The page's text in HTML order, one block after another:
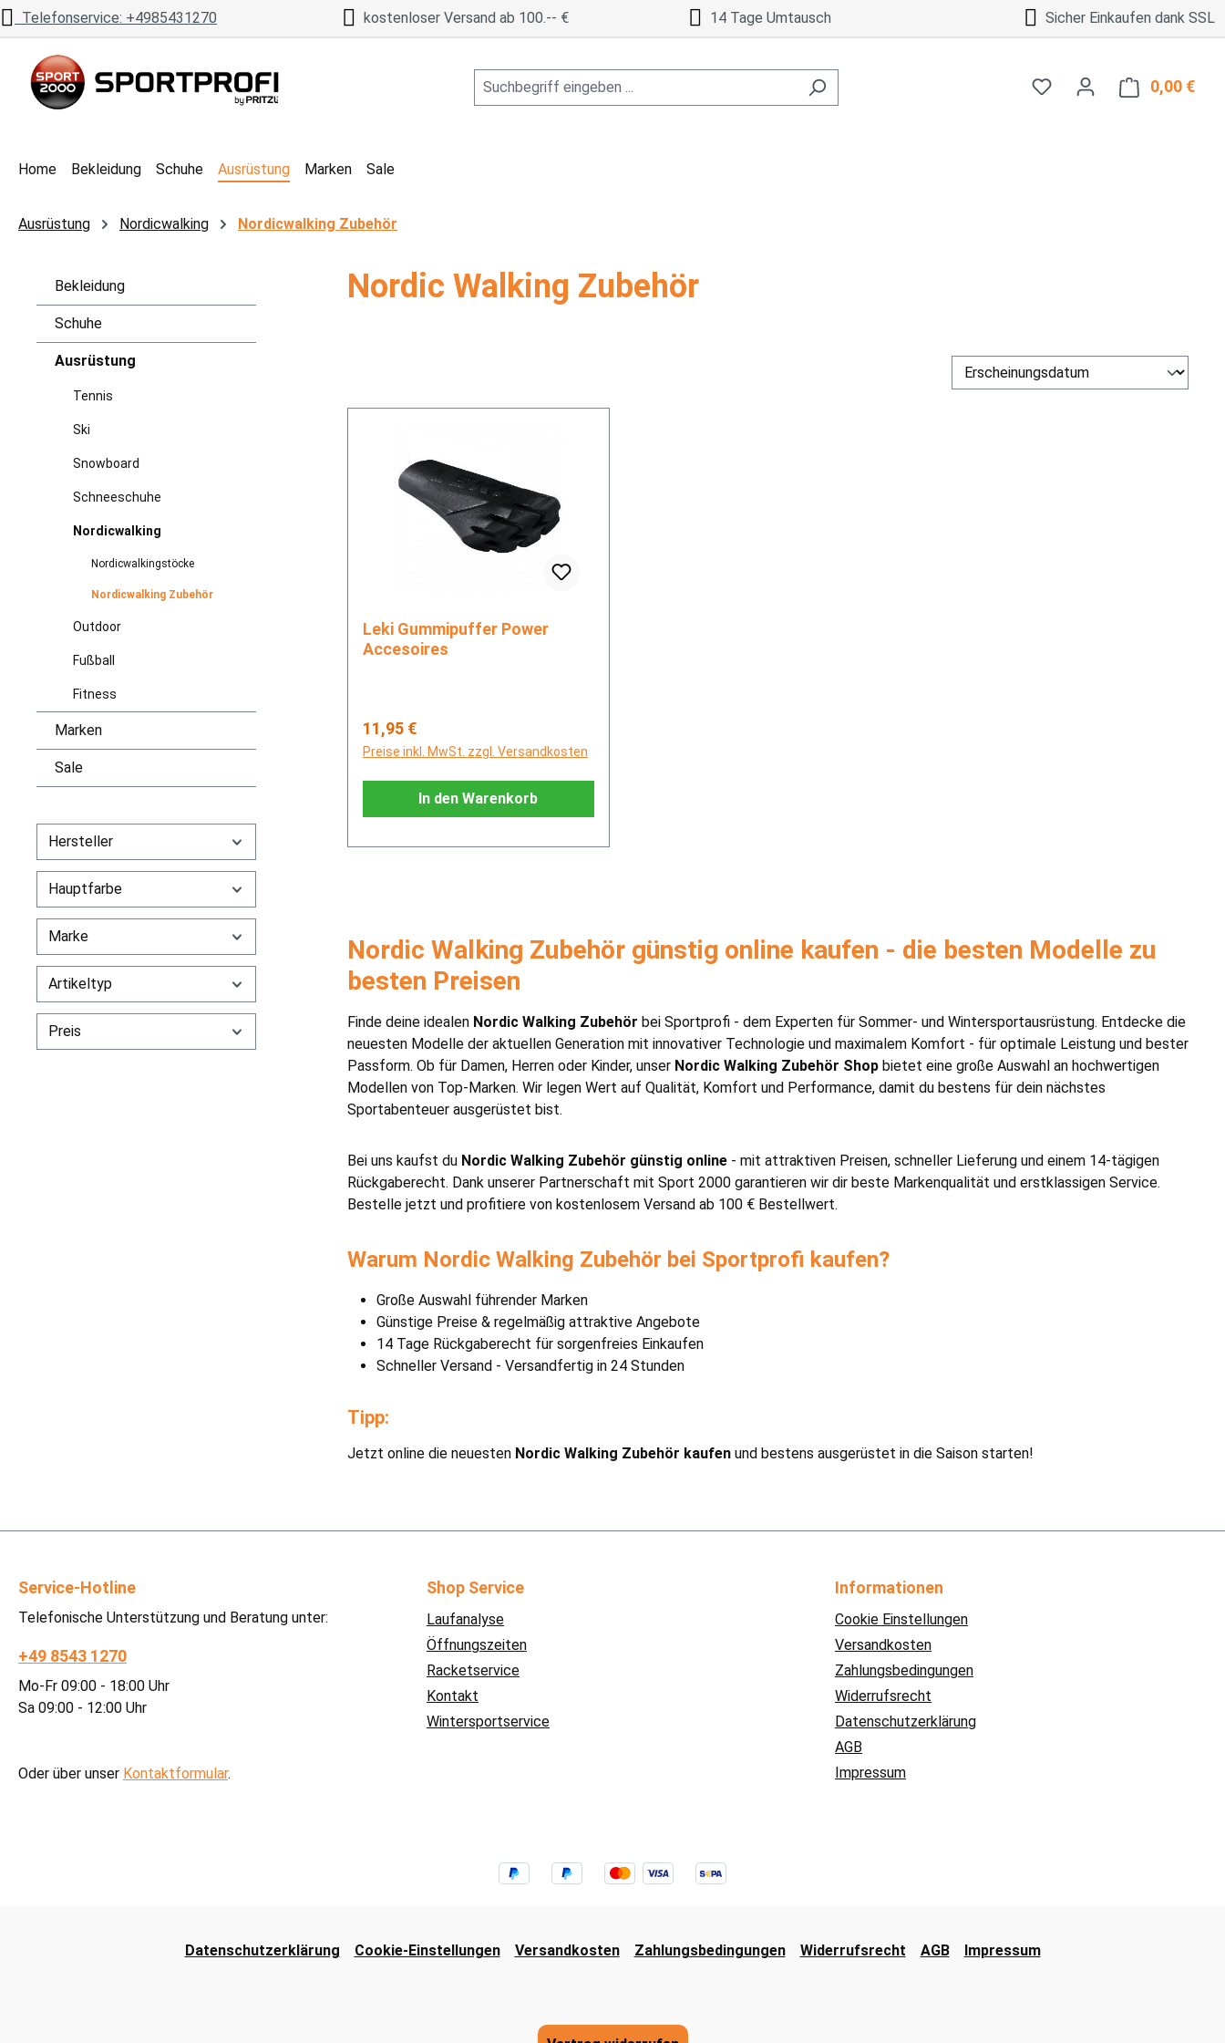
Hauptinhalt springen
Zur Suche springen
Zur Hauptnavigation springen
Telefonservice: +4985431270 kostenloser Versand ab 100.-- € 14 Tage Umtausch Sicher Einkaufen dank SSL
0,00 €
Home Bekleidung Schuhe Ausrüstung Marken Sale
Ausrüstung Nordicwalking Nordicwalking Zubehör
Bekleidung
Schuhe
Ausrüstung
Tennis
Ski
Snowboard
Schneeschuhe
Nordicwalking
Nordicwalkingstöcke
Nordicwalking Zubehör
Outdoor
Fußball
Fitness
Marken
Sale
Hersteller
Hauptfarbe
Marke
Artikeltyp
Preis
Nordic Walking Zubehör
Leki Gummipuffer Power
Accesoires
Regulärer Preis:
11,95 €
Preise inkl. MwSt. zzgl. Versandkosten
In den Warenkorb
Nordic Walking Zubehör günstig online kaufen - die besten Modelle zu
besten Preisen
Finde deine idealen Nordic Walking Zubehör bei Sportprofi - dem Experten für Sommer- und Wintersportausrüstung. Entdecke die
neuesten Modelle der aktuellen Generation mit innovativer Technologie und maximalem Komfort - für optimale Leistung und bester
Passform. Ob für Damen, Herren oder Kinder, unser Nordic Walking Zubehör Shop bietet eine große Auswahl an hochwertigen
Modellen von Top-Marken. Wir legen Wert auf Qualität, Komfort und Performance, damit du bestens für dein nächstes
Sportabenteuer ausgerüstet bist.
Bei uns kaufst du Nordic Walking Zubehör günstig online - mit attraktiven Preisen, schneller Lieferung und einem 14-tägigen
Rückgaberecht. Dank unserer Partnerschaft mit Sport 2000 garantieren wir dir beste Markenqualität und erstklassigen Service.
Bestelle jetzt und profitiere von kostenlosem Versand ab 100 € Bestellwert.
Warum Nordic Walking Zubehör bei Sportprofi kaufen?
Große Auswahl führender Marken
Günstige Preise & regelmäßig attraktive Angebote
14 Tage Rückgaberecht für sorgenfreies Einkaufen
Schneller Versand - Versandfertig in 24 Stunden
Tipp:
Jetzt online die neuesten Nordic Walking Zubehör kaufen und bestens ausgerüstet in die Saison starten!
Service-Hotline
Telefonische Unterstützung und Beratung unter:
+49 8543 1270
Mo-Fr 09:00 - 18:00 Uhr
Sa 09:00 - 12:00 Uhr
Oder über unser Kontaktformular.
Shop Service
Laufanalyse
Öffnungszeiten
Racketservice
Kontakt
Wintersportservice
Informationen
Cookie Einstellungen
Versandkosten
Zahlungsbedingungen
Widerrufsrecht
Datenschutzerklärung
AGB
Impressum
Datenschutzerklärung Cookie-Einstellungen Versandkosten Zahlungsbedingungen Widerrufsrecht AGB Impressum